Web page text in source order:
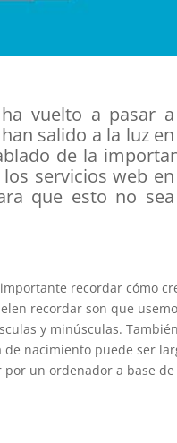
vuelto a pasar
salido a la luz
de la
servicios web
que esto no
recordar cómo
recordar son que
y minúsculas.
nacimiento puede ser
un ordenador a base de